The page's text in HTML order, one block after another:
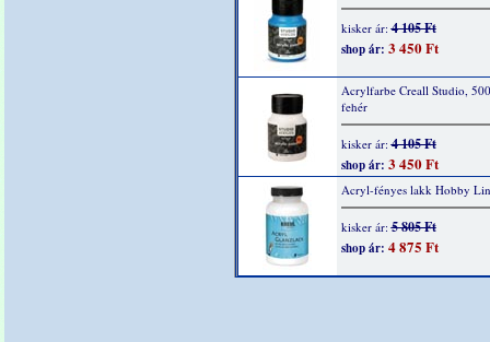
kisker ár:4 105 Ft
shop ár: 3 450 Ft
Acrylfarbe Creall Studio,
fehér
kisker ár:4 105 Ft
shop ár: 3 450 Ft
Acryl-fényes lakk Hobby
kisker ár:5 805 Ft
shop ár: 4 875 Ft